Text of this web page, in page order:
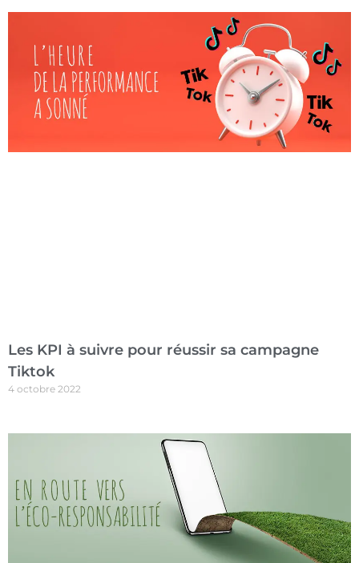
Les KPI à suivre pour réussir sa campagne
Tiktok
4 octobre 2022